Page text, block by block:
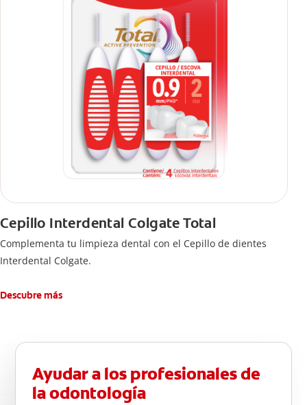
Cepillo Interdental Colgate Total
Complementa tu limpieza dental con el Cepillo de dientes
Interdental Colgate.
Descubre más
Ayudar a los profesionales de
la odontología